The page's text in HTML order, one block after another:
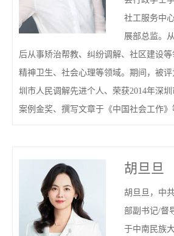
社工服务中
展部总监。
后从事矫治帮教、纠纷调解、社区建设
精神卫生、社会心理等领域。期间，被
圳市人民调解先进个人、荣获2014年深
案例金奖、撰写文章于《中国社会工作》
胡旦旦
胡旦旦，中
部副书记/督
于中南民族